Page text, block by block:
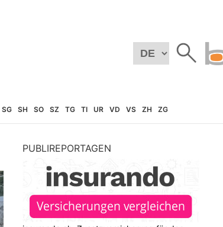
SG SH SO SZ TG TI UR VD VS ZH ZG
PUBLIREPORTAGEN